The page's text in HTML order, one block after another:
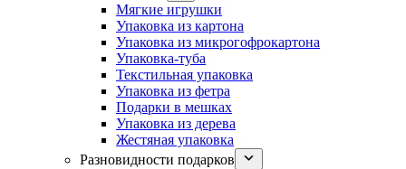
Мягкие игрушки
Упаковка из картона
Упаковка из микрогофрокартона
Упаковка-туба
Текстильная упаковка
Упаковка из фетра
Подарки в мешках
Упаковка из дерева
Жестяная упаковка
Разновидности подарков